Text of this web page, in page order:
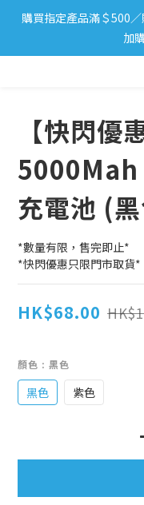
iPhone
購買指定產品滿＄500
加
iPhone
【快閃
5000Mah
充電池 (
*數量有限，售完即止*
*快閃優惠只限門市取貨*
HK$68.00
顏色 : 黑色
黑色 紫色